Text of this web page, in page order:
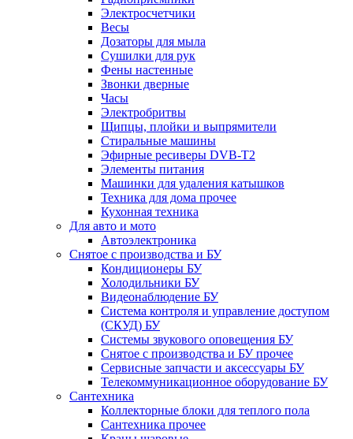
Электросчетчики
Весы
Дозаторы для мыла
Сушилки для рук
Фены настенные
Звонки дверные
Часы
Электробритвы
Щипцы, плойки и выпрямители
Стиральные машины
Эфирные ресиверы DVB-T2
Элементы питания
Машинки для удаления катышков
Техника для дома прочее
Кухонная техника
Для авто и мото
Автоэлектроника
Снятое с производства и БУ
Кондиционеры БУ
Холодильники БУ
Видеонаблюдение БУ
Система контроля и управление доступом
(СКУД) БУ
Системы звукового оповещения БУ
Снятое с производства и БУ прочее
Сервисные запчасти и аксессуары БУ
Телекоммуникационное оборудование БУ
Сантехника
Коллекторные блоки для теплого пола
Сантехника прочее